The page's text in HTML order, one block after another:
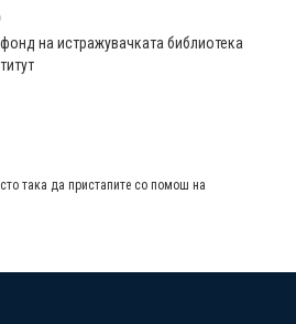
на истражувачката библиотека
така да пристапите со помош на